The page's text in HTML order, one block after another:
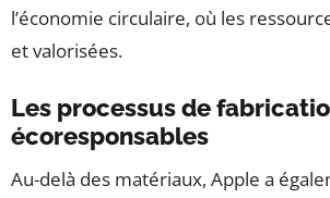
l’économie circulaire, où les
et valorisées.
Les processus de
écoresponsables
Au-delà des matériaux, Apple a